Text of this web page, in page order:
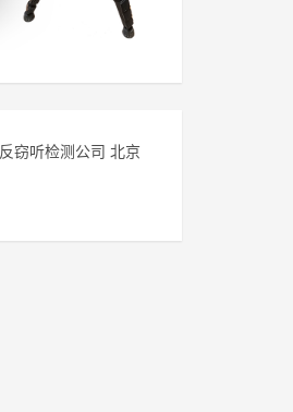
反窃听检测公司 北京